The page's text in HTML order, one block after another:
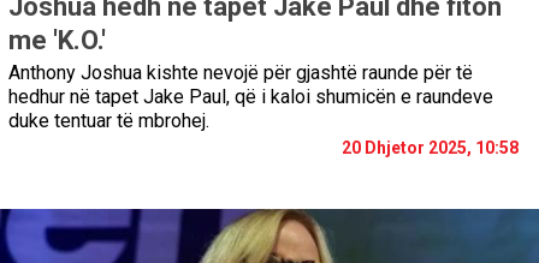
Joshua hedh në tapet Jake Paul dhe fiton
me 'K.O.'
Anthony Joshua kishte nevojë për gjashtë raunde për të
hedhur në tapet Jake Paul, që i kaloi shumicën e raundeve
duke tentuar të mbrohej.
20 Dhjetor 2025, 10:58